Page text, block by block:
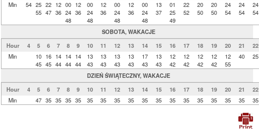
Min
54 25
55
22
47
12
36
00
24
48
12
36
00
24
48
12
36
00
24
48
12
36
00
24
48
13
37
01
25
49
22
52
20
50
20
50
24
54
24
54
24
54
SOBOTA, WAKACJE
Hour
4 5 6 7 8 9 10 11 12 13 14 15 16 17 18 19 20 21
22
Min
10
45
16
45
14
44
14
44
14
44
13
43
13
43
13
43
13
43
17
43
13
43
12
42
12
42
12
42
12
42
12
55
40 25
DZIEŃ ŚWIĄTECZNY, WAKACJE
Hour
4 5 6 7 8 9 10 11 12 13 14 15 16 17 18 19 20 21
22
Min
47 35 35 35 35 35 35 35 35 35 35 35 35 35 35 35 35 35